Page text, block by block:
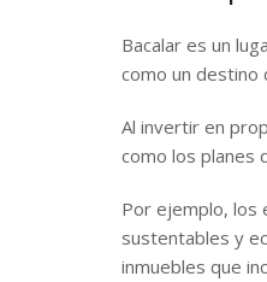
Bacalar es un
como un destino
Al invertir en
como los planes
Por ejemplo, los
sustentables y
inmuebles que